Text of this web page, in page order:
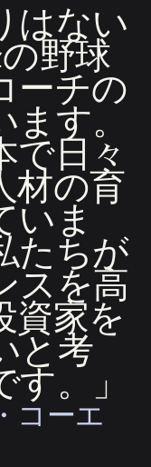
はない
野球
ーチの
す。
で日々
材の育
いま
たちが
スを高
資家を
と考
。」
コーエ